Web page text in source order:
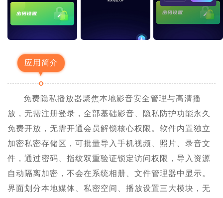
应用简介
免费隐私播放器聚焦本地影音安全管理与高清播
放，无需注册登录，全部基础影音、隐私防护功能永久
免费开放，无需开通会员解锁核心权限。软件内置独立
加密私密存储区，可批量导入手机视频、照片、录音文
件，通过密码、指纹双重验证锁定访问权限，导入资源
自动隔离加密，不会在系统相册、文件管理器中显示。
界面划分本地媒体、私密空间、播放设置三大模块，无